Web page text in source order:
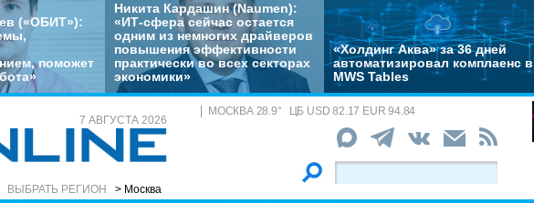
(«ОБИТ»):
поможет
Никита Кардашин (Naumen):
«ИТ-сфера сейчас остается
одним из немногих драйверов
повышения эффективности
практически во всех секторах
экономики»
«Холдинг Аква» за 36 дней
автоматизировал комплаенс в
MWS Tables
7 АВГУСТА 2026
ВЫБРАТЬ РЕГИОН > Москва
МОСКВА 28.9° ЦБ USD 82.17 EUR 94.84